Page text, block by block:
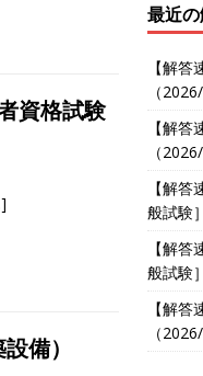
資格試験
備）
最近
【解
（
【解
（
【解
般試験
【解
般試験
【解
（